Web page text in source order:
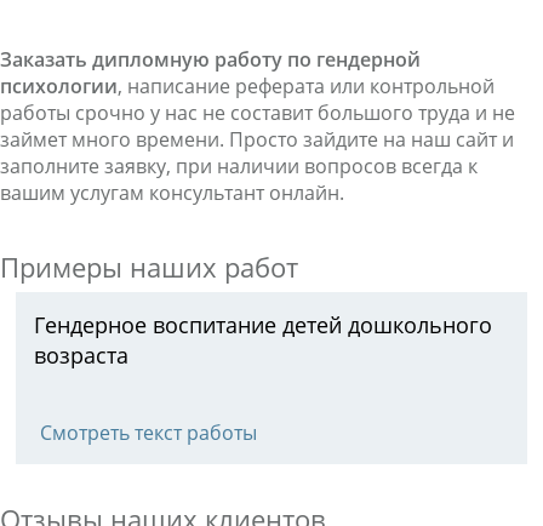
Заказать дипломную работу по гендерной
психологии, написание реферата или контрольной
работы срочно у нас не составит большого труда и не
займет много времени. Просто зайдите на наш сайт и
заполните заявку, при наличии вопросов всегда к
вашим услугам консультант онлайн.
Примеры наших работ
Гендерное воспитание детей дошкольного
возраста
Смотреть текст работы
Отзывы наших клиентов